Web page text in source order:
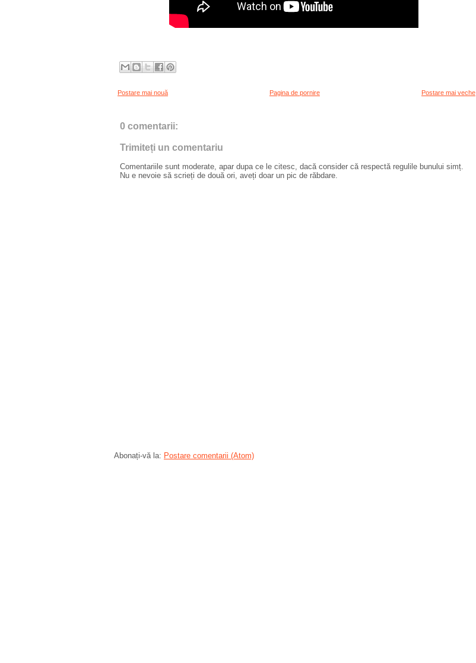
Postare mai nouă Postare mai veche
Pagina de pornire
0 comentarii:
Trimiteți un comentariu
Comentariile sunt moderate, apar dupa ce le citesc, dacă consider că respectă regulile bunului simț.
Nu e nevoie să scrieți de două ori, aveți doar un pic de răbdare.
Abonați-vă la: Postare comentarii (Atom)